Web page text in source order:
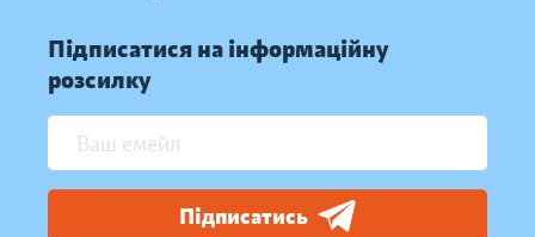
Підписатися на інформаційну
розсилку
Підписатись